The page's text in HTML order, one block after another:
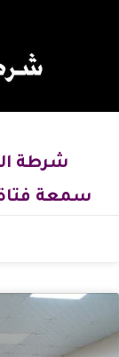
شرطة
سمعة فتاة